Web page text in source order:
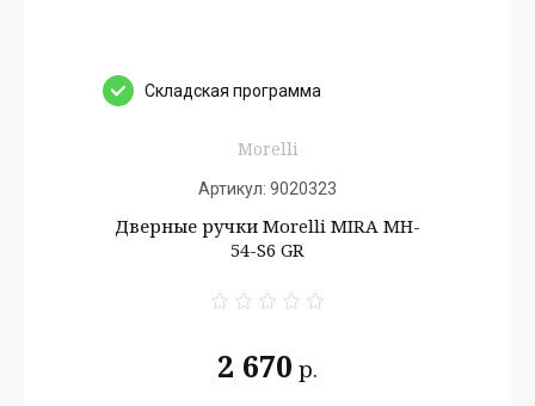
Cкладская программа
Morelli
Артикул: 9020323
Дверные ручки Morelli MIRA MH-
54-S6 GR
2 670 р.